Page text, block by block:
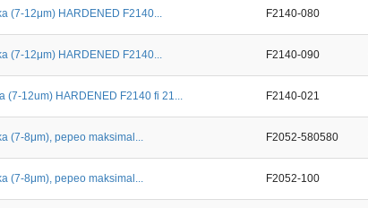
(7-12μm) HARDENED F2140... F2140-080
(7-12μm) HARDENED F2140... F2140-090
(7-12um) HARDENED F2140 fi 21... F2140-021
(7-8μm), pepeo maksimal... F2052-580580
(7-8μm), pepeo maksimal... F2052-100